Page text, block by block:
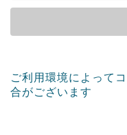
ご利用環境によって
合がございます